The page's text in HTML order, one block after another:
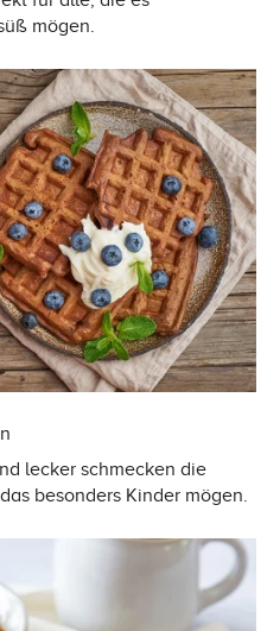
mögen.
lecker schmecken die
besonders Kinder mögen.